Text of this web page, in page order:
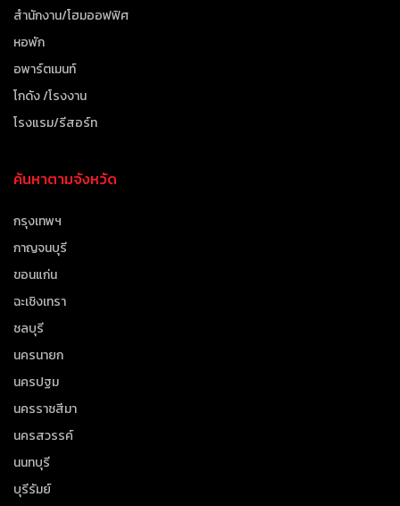
สำนักงาน/โฮมออฟฟิศ
หอพัก
อพาร์ตเมนท์
โกดัง /โรงงาน
โรงแรม/รีสอร์ท
ค้นหาตามจังหวัด
กรุงเทพฯ
กาญจนบุรี
ขอนแก่น
ฉะเชิงเทรา
ชลบุรี
นครนายก
นครปฐม
นครราชสีมา
นครสวรรค์
นนทบุรี
บุรีรัมย์